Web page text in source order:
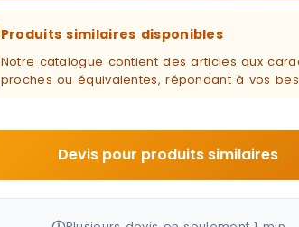
Produits similaires disponibles
Notre catalogue contient des articles aux
proches ou équivalentes, répondant à vos
Devis pour produits similaires